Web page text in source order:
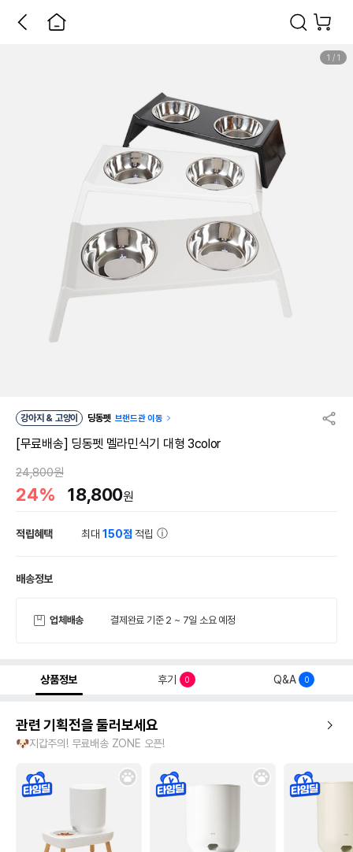
1 / 1
강아지 & 고양이 딩동펫 브랜드관 이동
[무료배송] 딩동펫 멜라민식기 대형 3color
24,800원
24% 18,800원
적립혜택 최대150점 적립
배송정보
업체배송 결제완료 기준 2 ~ 7일 소요 예정
상품정보 후기 0 Q&A 0
관련 기획전을 둘러보세요
🐶지갑주의! 무료배송 ZONE 오픈!